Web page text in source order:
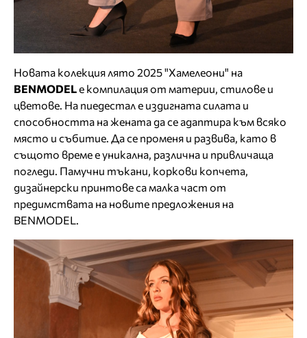
Новата колекция лято 2025 "Хамелеони" на
BENMODELе компилация от материи, стилове и
цветове. На пиедестал е издигната силата и
способността на жената да се адаптира към всяко
място и събитие. Да се променя и развива, като в
същото време е уникална, различна и привличаща
погледи. Памучни тъкани, коркови копчета,
дизайнерски принтове са малка част от
предимствата на новите предложения на
BENMODEL.